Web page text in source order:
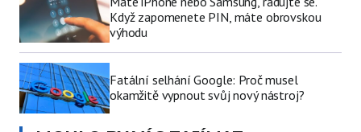
Když zapomenete PIN, máte obrovskou
výhodu
Fatální selhání Google: Proč musel
okamžitě vypnout svůj nový nástroj?